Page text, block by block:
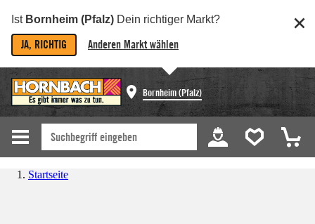
Ist Bornheim (Pfalz) Dein richtiger Markt?
JA, RICHTIG Anderen Markt wählen
Bornheim (Pfalz)
Startseite